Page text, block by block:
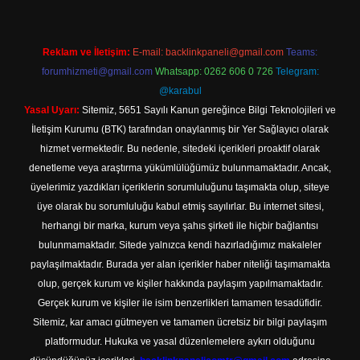
Reklam ve İletişim: E-mail: backlinkpaneli@gmail.com Teams:
forumhizmeti@gmail.com Whatsapp: 0262 606 0 726 Telegram:
@karabul
Yasal Uyarı: Sitemiz, 5651 Sayılı Kanun gereğince Bilgi Teknolojileri ve
İletişim Kurumu (BTK) tarafından onaylanmış bir Yer Sağlayıcı olarak
hizmet vermektedir. Bu nedenle, sitedeki içerikleri proaktif olarak
denetleme veya araştırma yükümlülüğümüz bulunmamaktadır. Ancak,
üyelerimiz yazdıkları içeriklerin sorumluluğunu taşımakta olup, siteye
üye olarak bu sorumluluğu kabul etmiş sayılırlar. Bu internet sitesi,
herhangi bir marka, kurum veya şahıs şirketi ile hiçbir bağlantısı
bulunmamaktadır. Sitede yalnızca kendi hazırladığımız makaleler
paylaşılmaktadır. Burada yer alan içerikler haber niteliği taşımamakta
olup, gerçek kurum ve kişiler hakkında paylaşım yapılmamaktadır.
Gerçek kurum ve kişiler ile isim benzerlikleri tamamen tesadüfidir.
Sitemiz, kar amacı gütmeyen ve tamamen ücretsiz bir bilgi paylaşım
platformudur. Hukuka ve yasal düzenlemelere aykırı olduğunu